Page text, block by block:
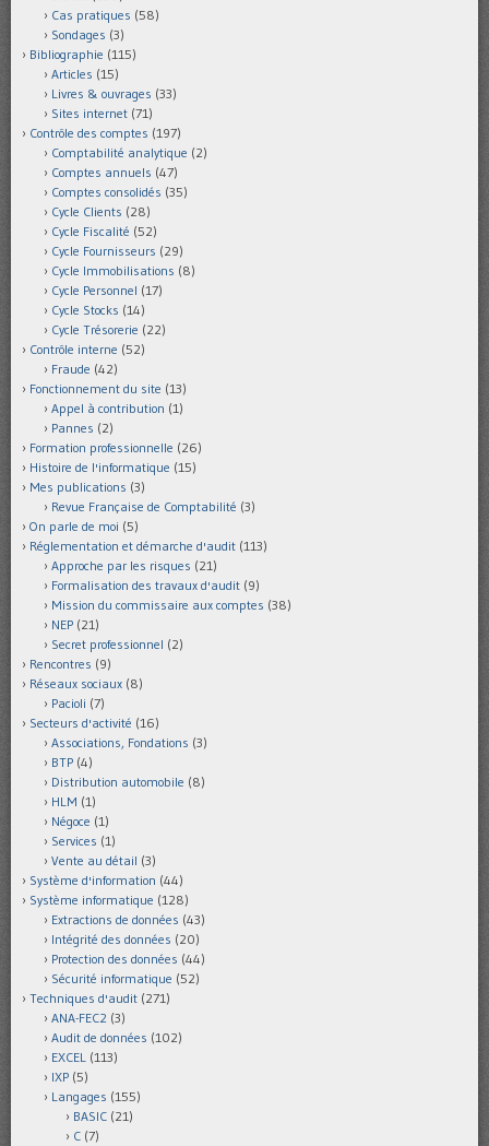
Cas pratiques (58)
Sondages (3)
Bibliographie (115)
Articles (15)
Livres & ouvrages (33)
Sites internet (71)
Contrôle des comptes (197)
Comptabilité analytique (2)
Comptes annuels (47)
Comptes consolidés (35)
Cycle Clients (28)
Cycle Fiscalité (52)
Cycle Fournisseurs (29)
Cycle Immobilisations (8)
Cycle Personnel (17)
Cycle Stocks (14)
Cycle Trésorerie (22)
Contrôle interne (52)
Fraude (42)
Fonctionnement du site (13)
Appel à contribution (1)
Pannes (2)
Formation professionnelle (26)
Histoire de l'informatique (15)
Mes publications (3)
Revue Française de Comptabilité (3)
On parle de moi (5)
Réglementation et démarche d'audit (113)
Approche par les risques (21)
Formalisation des travaux d'audit (9)
Mission du commissaire aux comptes (38)
NEP (21)
Secret professionnel (2)
Rencontres (9)
Réseaux sociaux (8)
Pacioli (7)
Secteurs d'activité (16)
Associations, Fondations (3)
BTP (4)
Distribution automobile (8)
HLM (1)
Négoce (1)
Services (1)
Vente au détail (3)
Système d'information (44)
Système informatique (128)
Extractions de données (43)
Intégrité des données (20)
Protection des données (44)
Sécurité informatique (52)
Techniques d'audit (271)
ANA-FEC2 (3)
Audit de données (102)
EXCEL (113)
IXP (5)
Langages (155)
BASIC (21)
C (7)